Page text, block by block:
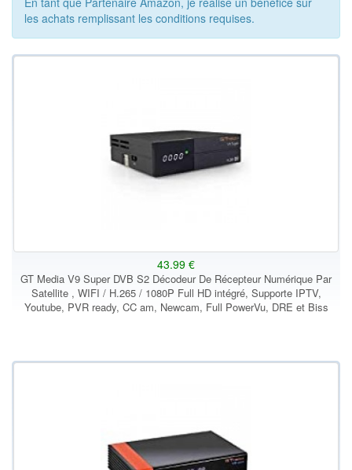
les achats remplissant les conditions requises.
43.99 €
GT Media V9 Super DVB S2 Décodeur De Récepteur Numérique Par
Satellite , WIFI / H.265 / 1080P Full HD intégré, Supporte IPTV,
Youtube, PVR ready, CC am, Newcam, Full PowerVu, DRE et Biss